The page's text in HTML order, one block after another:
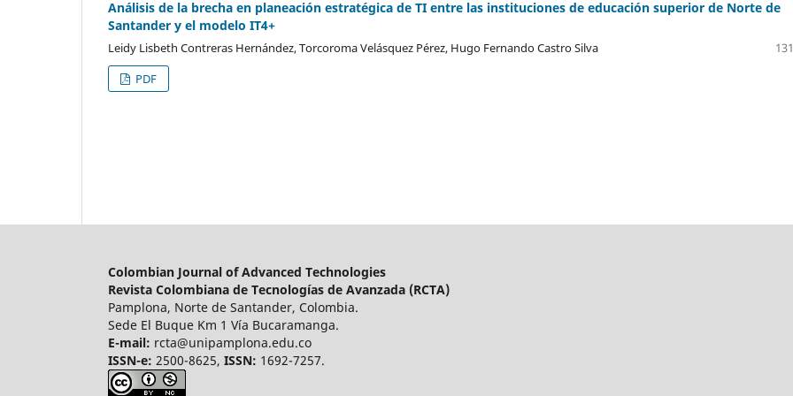
Análisis de la brecha en planeación estratégica de TI entre las instituciones de educación superior de Norte de
Santander y el modelo IT4+
Leidy Lisbeth Contreras Hernández, Torcoroma Velásquez Pérez, Hugo Fernando Castro Silva
PDF
Colombian Journal of Advanced Technologies
Revista Colombiana de Tecnologías de Avanzada (RCTA)
Pamplona, Norte de Santander, Colombia.
Sede El Buque Km 1 Vía Bucaramanga.
E-mail: rcta@unipamplona.edu.co
ISSN-e: 2500-8625, ISSN: 1692-7257.